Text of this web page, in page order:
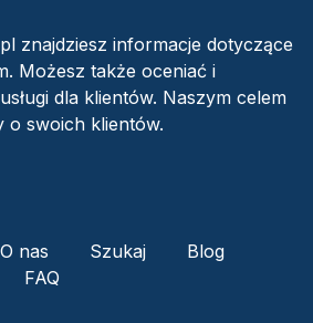
znajdziesz informacje dotyczące
Możesz także oceniać i
dla klientów. Naszym celem
o swoich klientów.
O nas Szukaj
Blog
FAQ